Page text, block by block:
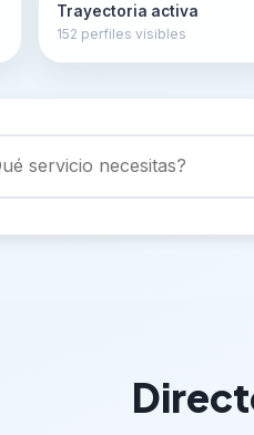
Trayectoria activa
152 perfiles visibles